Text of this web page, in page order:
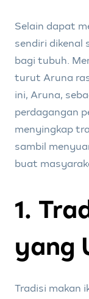
Selain dapat
sendiri dikenal
bagi tubuh.
turut Aruna
ini, Aruna,
perdagangan
menyingkap
sambil
buat
1.
yang
Tradisi makan